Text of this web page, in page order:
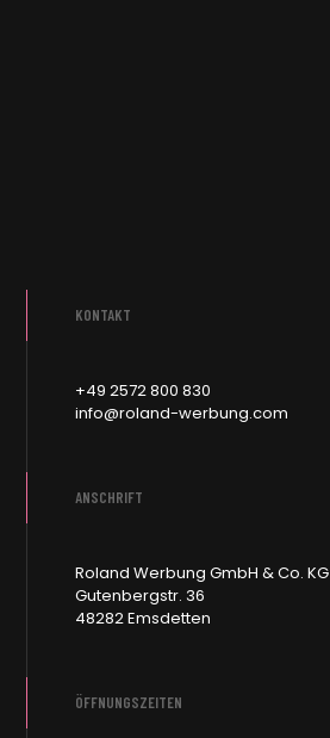
KONTAKT
+49 2572 800 830
info@roland-werbung.com
ANSCHRIFT
Roland Werbung GmbH & Co. KG
Gutenbergstr. 36
48282 Emsdetten
ÖFFNUNGSZEITEN